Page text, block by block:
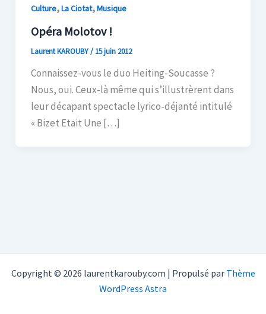
Culture,La Ciotat,Musique
Opéra Molotov !
Laurent KAROUBY/ 15 juin 2012
Connaissez-vous le duo Heiting-Soucasse ?
Nous, oui. Ceux-là même qui s’illustrèrent dans
leur décapant spectacle lyrico-déjanté intitulé
« Bizet Etait Une […]
Copyright © 2026 laurentkarouby.com | Propulsé par Thème
WordPress Astra